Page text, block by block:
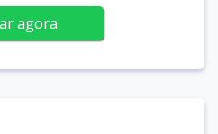
agora